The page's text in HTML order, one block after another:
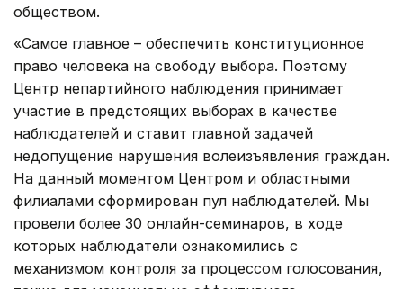
обществом.
«Самое главное – обеспечить конституционное
право человека на свободу выбора. Поэтому
Центр непартийного наблюдения принимает
участие в предстоящих выборах в качестве
наблюдателей и ставит главной задачей
недопущение нарушения волеизъявления граждан.
На данный моментом Центром и областными
филиалами сформирован пул наблюдателей. Мы
провели более 30 онлайн-семинаров, в ходе
которых наблюдатели ознакомились с
механизмом контроля за процессом голосования,